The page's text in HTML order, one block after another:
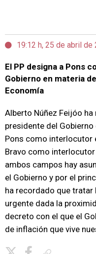
19:12 h, 25 de abril de
El PP designa a Pons
Gobierno en materia
Economía
Alberto Núñez Feijóo
presidente del
Pons como interlocutor
Bravo como
ambos campos hay
el Gobierno y por el
ha recordado que
urgente dada la
decreto con el que el
de inflación que vive